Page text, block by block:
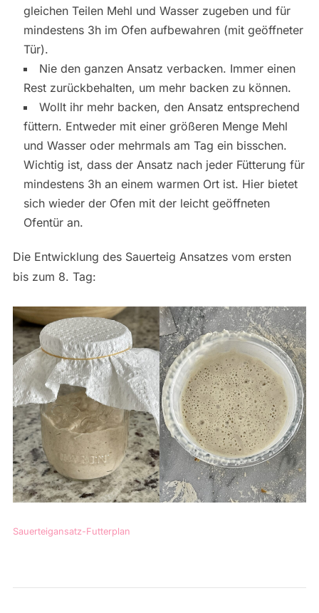
gleichen Teilen Mehl und Wasser zugeben und für
mindestens 3h im Ofen aufbewahren (mit geöffneter
Tür).
Nie den ganzen Ansatz verbacken. Immer einen
Rest zurückbehalten, um mehr backen zu können.
Wollt ihr mehr backen, den Ansatz entsprechend
füttern. Entweder mit einer größeren Menge Mehl
und Wasser oder mehrmals am Tag ein bisschen.
Wichtig ist, dass der Ansatz nach jeder Fütterung für
mindestens 3h an einem warmen Ort ist. Hier bietet
sich wieder der Ofen mit der leicht geöffneten
Ofentür an.
Die Entwicklung des Sauerteig Ansatzes vom ersten
bis zum 8. Tag:
Sauerteigansatz-Futterplan